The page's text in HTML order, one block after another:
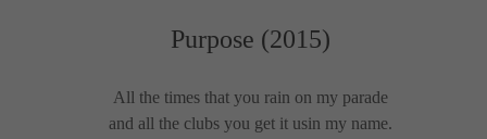
Purpose (2015)
All the times that you rain on my parade
and all the clubs you get it usin my name.